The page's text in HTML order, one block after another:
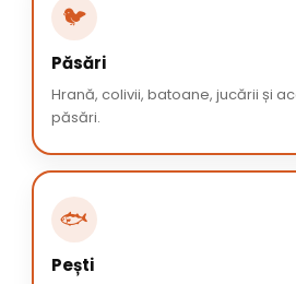
🐦
Păsări
Hrană, colivii, batoane, jucării și
păsări.
🐟
Pești